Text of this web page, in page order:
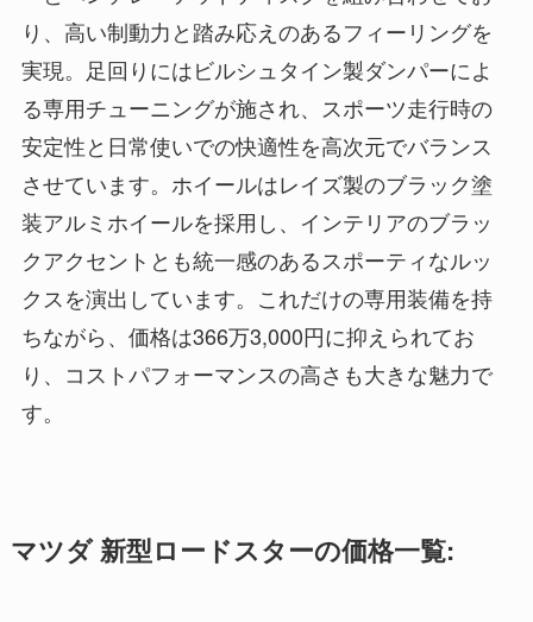
り、高い制動力と踏み応えのあるフィーリングを
実現。足回りにはビルシュタイン製ダンパーによ
る専用チューニングが施され、スポーツ走行時の
安定性と日常使いでの快適性を高次元でバランス
させています。ホイールはレイズ製のブラック塗
装アルミホイールを採用し、インテリアのブラッ
クアクセントとも統一感のあるスポーティなルッ
クスを演出しています。これだけの専用装備を持
ちながら、価格は366万3,000円に抑えられてお
り、コストパフォーマンスの高さも大きな魅力で
す。
マツダ 新型ロードスターの価格一覧: